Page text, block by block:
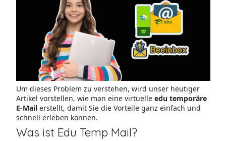
Um dieses Problem zu verstehen, wird unser heutiger
Artikel vorstellen, wie man eine virtuelle edu temporäre
E-Mailerstellt, damit Sie die Vorteile ganz einfach und
schnell erleben können.
Was ist Edu Temp Mail?